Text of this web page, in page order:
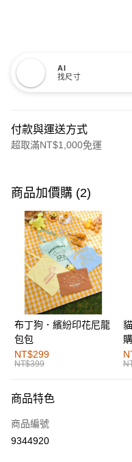
AI
找尺寸
付款與運送方式
超取滿NT$1,000免運
信用卡一次付款
購物金
超商取貨付款
LINE Pay
街口支付
運送方式
全家取貨付款
每筆NT$60，滿NT$1,000(
付款後全家取貨
萊爾富取貨付款
商品加價購 (2)
布丁狗．繽紛印花尼龍
包包
NT$299
NT$399
商品特色
商品編號
9344920